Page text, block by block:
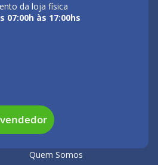
da loja física
07:00h às 17:00hs
Quem Somos